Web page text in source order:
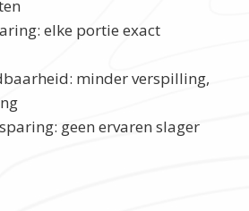
elke portie exact
minder verspilling,
geen ervaren slager